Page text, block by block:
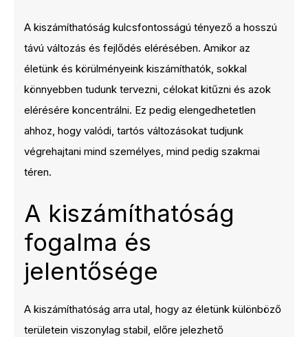
A kiszámíthatóság kulcsfontosságú tényező a hosszú
távú változás és fejlődés elérésében. Amikor az
életünk és körülményeink kiszámíthatók, sokkal
könnyebben tudunk tervezni, célokat kitűzni és azok
elérésére koncentrálni. Ez pedig elengedhetetlen
ahhoz, hogy valódi, tartós változásokat tudjunk
végrehajtani mind személyes, mind pedig szakmai
téren.
A kiszámíthatóság
fogalma és
jelentősége
A kiszámíthatóság arra utal, hogy az életünk különböző
területein viszonylag stabil, előre jelezhető